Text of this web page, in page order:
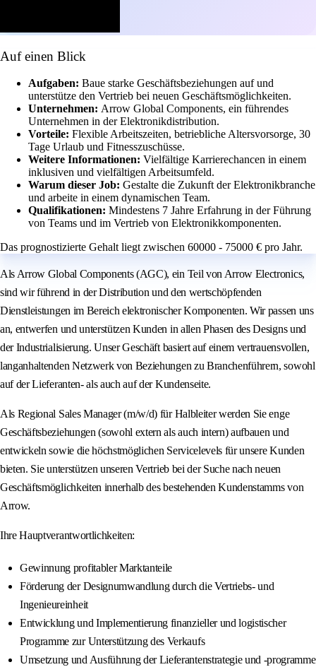
Auf einen Blick
Aufgaben: Baue starke Geschäftsbeziehungen auf und
unterstütze den Vertrieb bei neuen Geschäftsmöglichkeiten.
Unternehmen: Arrow Global Components, ein führendes
Unternehmen in der Elektronikdistribution.
Vorteile: Flexible Arbeitszeiten, betriebliche Altersvorsorge, 30
Tage Urlaub und Fitnesszuschüsse.
Weitere Informationen: Vielfältige Karrierechancen in einem
inklusiven und vielfältigen Arbeitsumfeld.
Warum dieser Job: Gestalte die Zukunft der Elektronikbranche
und arbeite in einem dynamischen Team.
Qualifikationen: Mindestens 7 Jahre Erfahrung in der Führung
von Teams und im Vertrieb von Elektronikkomponenten.
Das prognostizierte Gehalt liegt zwischen 60000 - 75000 € pro Jahr.
Als Arrow Global Components (AGC), ein Teil von Arrow Electronics,
sind wir führend in der Distribution und den wertschöpfenden
Dienstleistungen im Bereich elektronischer Komponenten. Wir passen uns
an, entwerfen und unterstützen Kunden in allen Phasen des Designs und
der Industrialisierung. Unser Geschäft basiert auf einem vertrauensvollen,
langanhaltenden Netzwerk von Beziehungen zu Branchenführern, sowohl
auf der Lieferanten- als auch auf der Kundenseite.
Als Regional Sales Manager (m/w/d) für Halbleiter werden Sie enge
Geschäftsbeziehungen (sowohl extern als auch intern) aufbauen und
entwickeln sowie die höchstmöglichen Servicelevels für unsere Kunden
bieten. Sie unterstützen unseren Vertrieb bei der Suche nach neuen
Geschäftsmöglichkeiten innerhalb des bestehenden Kundenstamms von
Arrow.
Ihre Hauptverantwortlichkeiten:
Gewinnung profitabler Marktanteile
Förderung der Designumwandlung durch die Vertriebs- und
Ingenieureinheit
Entwicklung und Implementierung finanzieller und logistischer
Programme zur Unterstützung des Verkaufs
Umsetzung und Ausführung der Lieferantenstrategie und -programme